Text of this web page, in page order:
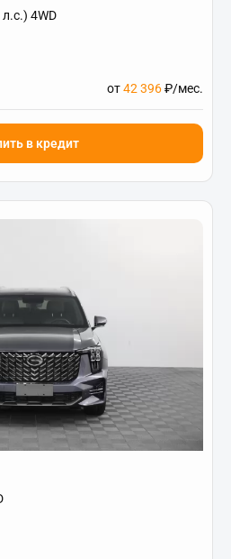
4WD
от42 396₽/мес.
в кредит